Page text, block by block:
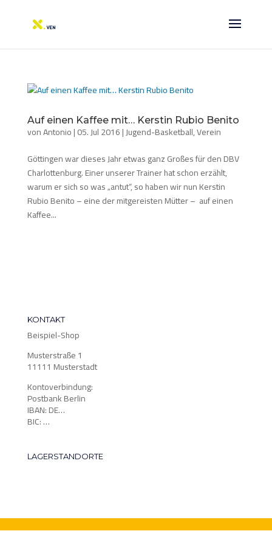
Auf einen Kaffee mit… Kerstin Rubio Benito
vonAntonio|05. Jul 2016|Jugend-Basketball,Verein
Göttingen war dieses Jahr etwas ganz Großes für den DBV
Charlottenburg. Einer unserer Trainer hat schon erzählt,
warum er sich so was „antut“, so haben wir nun Kerstin
Rubio Benito – eine der mitgereisten Mütter – auf einen
Kaffee...
KONTAKT
Beispiel-Shop
Musterstraße 1
11111 Musterstadt
Kontoverbindung:
Postbank Berlin
IBAN: DE…
BIC: …
LAGERSTANDORTE